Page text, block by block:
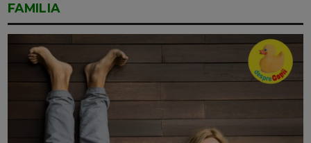
FAMILIA